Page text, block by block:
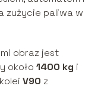
zużycie paliwa w
obraz jest
około 1400 kg i
V90 z